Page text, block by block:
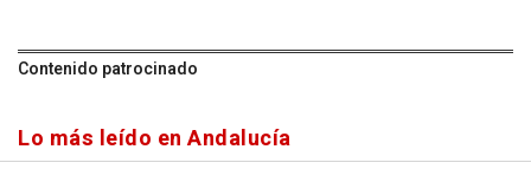
Contenido patrocinado
Lo más leído en Andalucía